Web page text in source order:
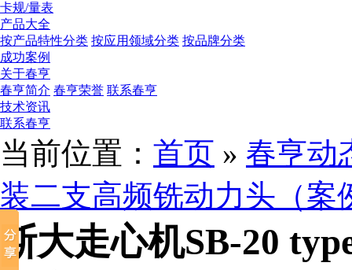
卡规/量表
产品大全
按产品特性分类 按应用领域分类 按品牌分类
成功案例
关于春亨
春亨简介 春亨荣誉 联系春亨
技术资讯
联系春亨
当前位置： 首页 » 春亨动
装二支高频铣动力头（案
斯大走心机SB-20